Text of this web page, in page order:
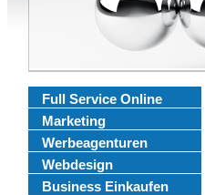
Full Service Online
Marketing
Werbeagenturen
Webdesign
Business Einkaufen